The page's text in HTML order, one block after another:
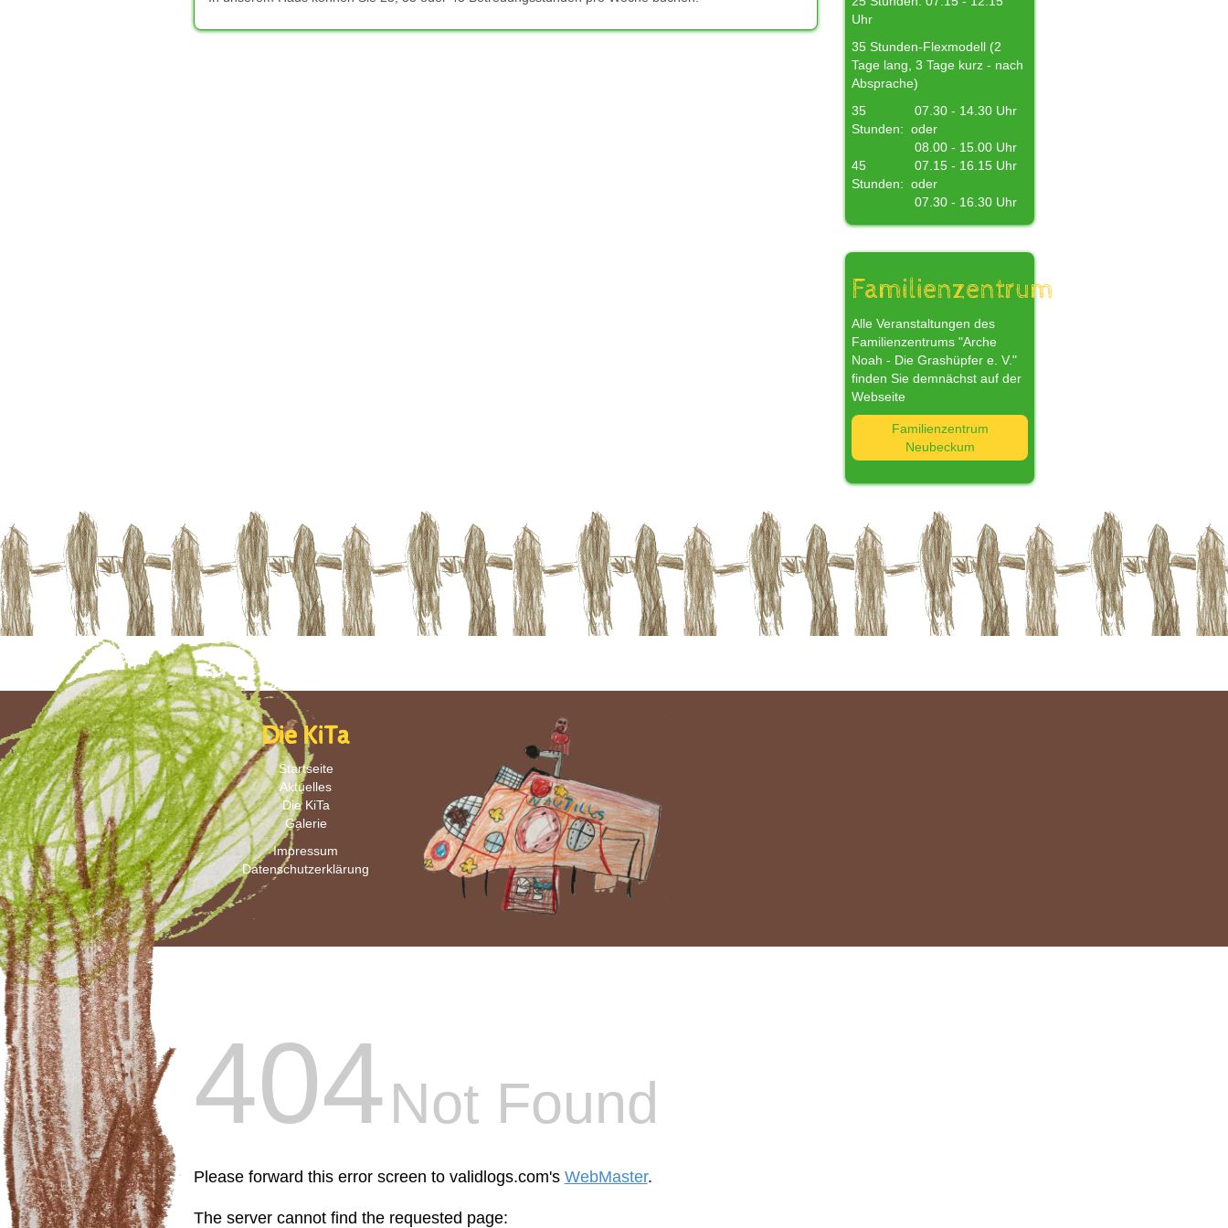
Uhr
35 Stunden-Flexmodell (2
Tage lang, 3 Tage kurz - nach
Absprache)
35
Stunden:
07.30 - 14.30 Uhr
oder
08.00 - 15.00 Uhr
45
Stunden:
07.15 - 16.15 Uhr
oder
07.30 - 16.30 Uhr
Familienzentrum
Alle Veranstaltungen des
Familienzentrums "Arche
Noah - Die Grashüpfer e. V."
finden Sie demnächst auf der
Webseite
Familienzentrum
Neubeckum
Die KiTa
Startseite
Aktuelles
Die KiTa
Galerie
Impressum
Datenschutzerklärung
404Not Found
Please forward this error screen to validlogs.com's WebMaster.
The server cannot find the requested page: